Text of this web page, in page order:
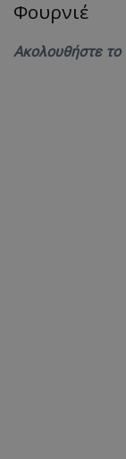
Φουρνιέ
Ακολουθήστε το